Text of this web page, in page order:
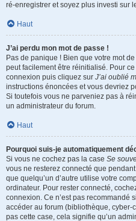
ré-enregistrer et soyez plus investi sur
Haut
J’ai perdu mon mot de passe !
Pas de panique ! Bien que votre mot
peut facilement être réinitialisé. Pour
connexion puis cliquez sur J’ai oublié
instructions énoncées et vous devriez
Si toutefois vous ne parveniez pas à
un administrateur du forum.
Haut
Pourquoi suis-je automatiquement
Si vous ne cochez pas la case Se
vous ne resterez connecté que
que quelqu’un d’autre utilise votre
ordinateur. Pour rester connecté,
connexion. Ce n’est pas recommandé
accéder au forum (bibliothèque, cyber-
pas cette case, cela signifie qu’un